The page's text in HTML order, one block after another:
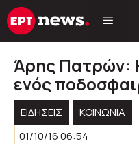
Μετάβαση
σε
Άρης Πατρών:
ενός
ΕΙΔΗΣΕΙΣ
ΚΟΙΝΩΝΊΑ
01/10/16 06:54